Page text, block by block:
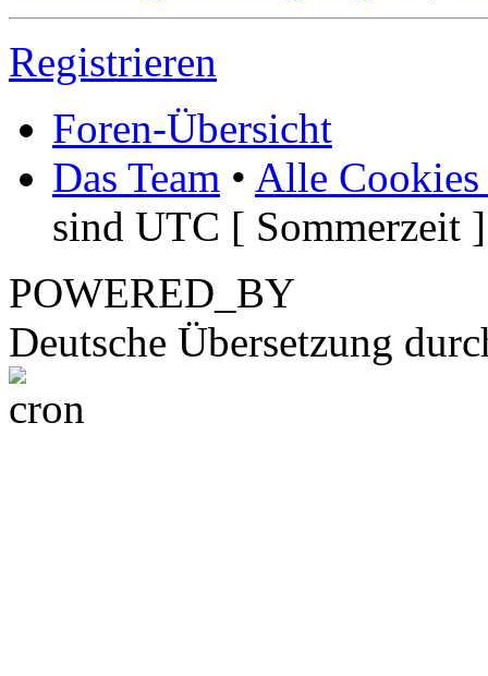
Registrieren
Foren-Übersicht
Das Team • Alle Cookies
sind UTC [ Sommerzeit ]
POWERED_BY
Deutsche Übersetzung